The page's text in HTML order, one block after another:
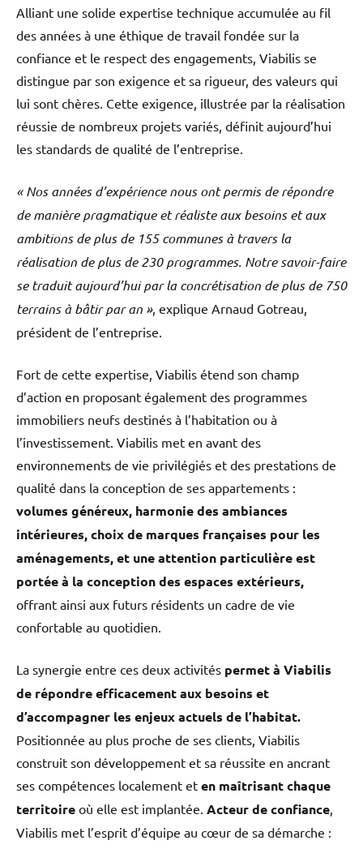
Alliant une solide expertise technique accumulée au fil
des années à une éthique de travail fondée sur la
confiance et le respect des engagements, Viabilis se
distingue par son exigence et sa rigueur, des valeurs qui
lui sont chères. Cette exigence, illustrée par la réalisation
réussie de nombreux projets variés, définit aujourd’hui
les standards de qualité de l’entreprise.
« Nos années d’expérience nous ont permis de répondre
de manière pragmatique et réaliste aux besoins et aux
ambitions de plus de 155 communes à travers la
réalisation de plus de 230 programmes. Notre savoir-faire
se traduit aujourd’hui par la concrétisation de plus de 750
terrains à bâtir par an », explique Arnaud Gotreau,
président de l’entreprise.
Fort de cette expertise, Viabilis étend son champ
d’action en proposant également des programmes
immobiliers neufs destinés à l’habitation ou à
l’investissement. Viabilis met en avant des
environnements de vie privilégiés et des prestations de
qualité dans la conception de ses appartements :
volumes généreux, harmonie des ambiances
intérieures, choix de marques françaises pour les
aménagements, et une attention particulière est
portée à la conception des espaces extérieurs,
offrant ainsi aux futurs résidents un cadre de vie
confortable au quotidien.
La synergie entre ces deux activités permet à Viabilis
de répondre efficacement aux besoins et
d’accompagner les enjeux actuels de l’habitat.
Positionnée au plus proche de ses clients, Viabilis
construit son développement et sa réussite en ancrant
ses compétences localement et en maîtrisant chaque
territoire où elle est implantée. Acteur de confiance,
Viabilis met l’esprit d’équipe au cœur de sa démarche :